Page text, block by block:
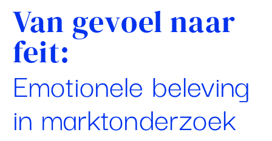
Van gevoel naar
feit:
Emotionele beleving
in marktonderzoek